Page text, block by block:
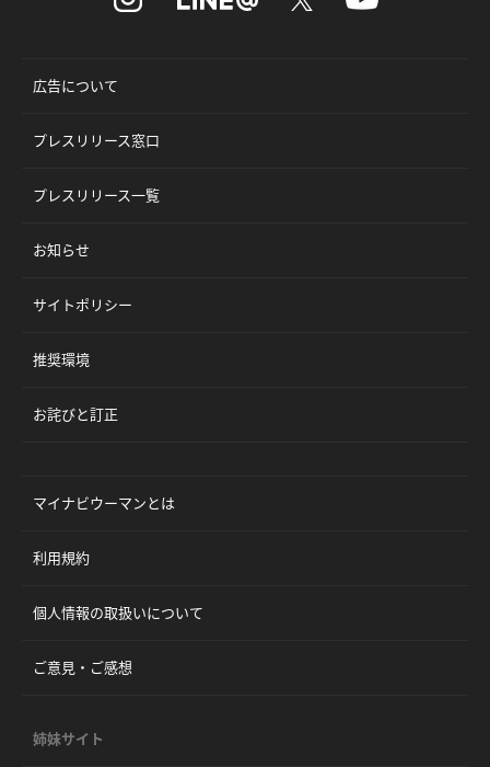
広告について
プレスリリース窓口
プレスリリース一覧
お知らせ
サイトポリシー
推奨環境
お詫びと訂正
マイナビウーマンとは
利用規約
個人情報の取扱いについて
ご意見・ご感想
姉妹サイト